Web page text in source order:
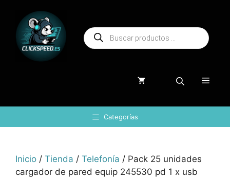
contenido
Búsqueda
de
productos
Menú
Categorías
Inicio / Tienda / Telefonía / Pack 25 unidades
cargador de pared equip 245530 pd 1 x usb